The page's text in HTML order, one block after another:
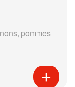
pommes